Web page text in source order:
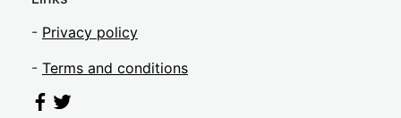
- Privacy policy
- Terms and conditions